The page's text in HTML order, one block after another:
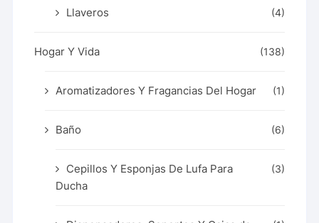
Llaveros (4)
Hogar Y Vida (138)
Aromatizadores Y Fragancias Del Hogar (1)
Baño (6)
Cepillos Y Esponjas De Lufa Para
Ducha
(3)